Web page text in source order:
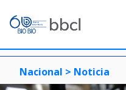
Nacional > Noticia